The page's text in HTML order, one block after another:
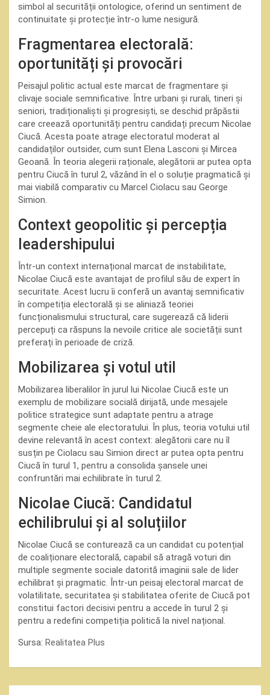
simbol al securității ontologice, oferind un sentiment de
continuitate și protecție într-o lume nesigură.
Fragmentarea electorală:
oportunități și provocări
Peisajul politic actual este marcat de fragmentare și
clivaje sociale semnificative. Între urbani și rurali, tineri și
seniori, tradiționaliști și progresiști, se deschid prăpăstii
care creează oportunități pentru candidați precum Nicolae
Ciucă. Acesta poate atrage electoratul moderat al
candidaților outsider, cum sunt Elena Lasconi și Mircea
Geoană. În teoria alegerii raționale, alegătorii ar putea opta
pentru Ciucă în turul 2, văzând în el o soluție pragmatică și
mai viabilă comparativ cu Marcel Ciolacu sau George
Simion.
Context geopolitic și percepția
leadershipului
Într-un context internațional marcat de instabilitate,
Nicolae Ciucă este avantajat de profilul său de expert în
securitate. Acest lucru îi conferă un avantaj semnificativ
în competiția electorală și se aliniază teoriei
funcționalismului structural, care sugerează că liderii
percepuți ca răspuns la nevoile critice ale societății sunt
preferați în perioade de criză.
Mobilizarea și votul util
Mobilizarea liberalilor în jurul lui Nicolae Ciucă este un
exemplu de mobilizare socială dirijată, unde mesajele
politice strategice sunt adaptate pentru a atrage
segmente cheie ale electoratului. În plus, teoria votului util
devine relevantă în acest context: alegătorii care nu îl
susțin pe Ciolacu sau Simion direct ar putea opta pentru
Ciucă în turul 1, pentru a consolida șansele unei
confruntări mai echilibrate în turul 2.
Nicolae Ciucă: Candidatul
echilibrului și al soluțiilor
Nicolae Ciucă se conturează ca un candidat cu potențial
de coaliționare electorală, capabil să atragă voturi din
multiple segmente sociale datorită imaginii sale de lider
echilibrat și pragmatic. Într-un peisaj electoral marcat de
volatilitate, securitatea și stabilitatea oferite de Ciucă pot
constitui factori decisivi pentru a accede în turul 2 și
pentru a redefini competiția politică la nivel național.
Sursa: Realitatea Plus